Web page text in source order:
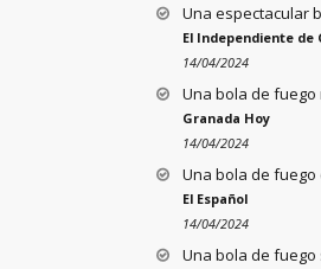
Una espectacular
El Independiente de
14/04/2024
Una bola de
Granada Hoy
14/04/2024
Una bola de fuego
El Español
14/04/2024
Una bola de fuego